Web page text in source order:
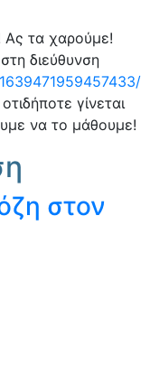
Ας τα χαρούμε!
διεύθυνση
γίνεται
να το μάθουμε!
στον